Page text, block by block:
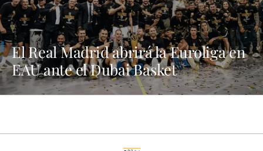
El Real Madrid abrirá la Euroliga en
EAU ante el Dubai Basket